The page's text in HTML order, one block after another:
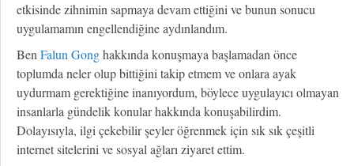
etkisinde zihnimin sapmaya devam ettiğini ve bunun sonucu
uygulamamın engellendiğine aydınlandım.
BenFalun Gonghakkında konuşmaya başlamadan önce
toplumda neler olup bittiğini takip etmem ve onlara ayak
uydurmam gerektiğine inanıyordum, böylece uygulayıcı olmayan
insanlarla gündelik konular hakkında konuşabilirdim.
Dolayısıyla, ilgi çekebilir şeyler öğrenmek için sık sık çeşitli
internet sitelerini ve sosyal ağları ziyaret ettim.